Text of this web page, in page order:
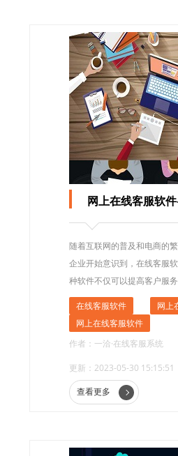
网上在线客服软件-让
随着互联网的普及和电商的
企业开始意识到，在线客服
种软件不仅可以提高客户服
加客户满意度，从而提高企业
在线客服软件
网上
网上在线客服软件
作者：一洽·在线客服系统
更新：2023-05-30 15:15:51
查看更多